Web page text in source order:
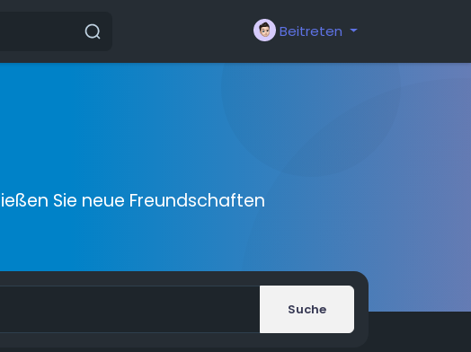
Beitreten
Sie neue Freundschaften
Suche